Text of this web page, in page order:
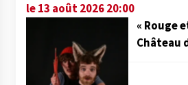
le 13 août 2026 20:00
« Rouge
Château